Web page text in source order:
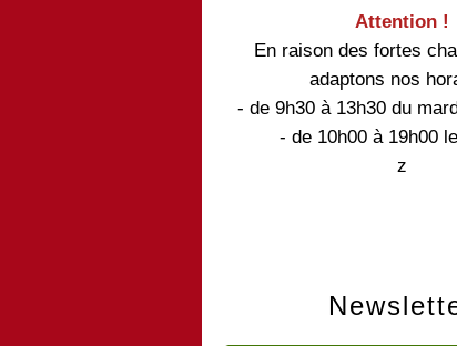
Attention !
En raison des fortes
adaptons nos
- de 9h30 à 13h30 du
- de 10h00 à 19h00
z